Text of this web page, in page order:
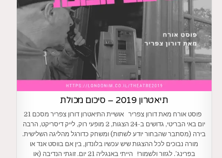
תיאטרון 2019 – סיכום מכולת
פוסט אורח מאת דורון צפריר אושיית התיאטרון דורון צפריר מסכם 21
יום באי הבריטי, גדושים ב-24 הצגות, 2 מופעי רוק, לייק דיסריקט, הרבה
בירה (מסתבר שהבחור יודע לשתות) ומשחק כדורגל מהליגה השלישית.
מורה נבוכים לכל ההצגות שיש עכשיו בלונדון, בין אם בווסט אנד או
בפרינג’. לגזור ולשמור! הייתי באנגליה 21 יום. זוגתי הנדיבה (או